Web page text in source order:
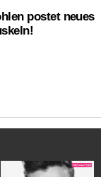
postet neues